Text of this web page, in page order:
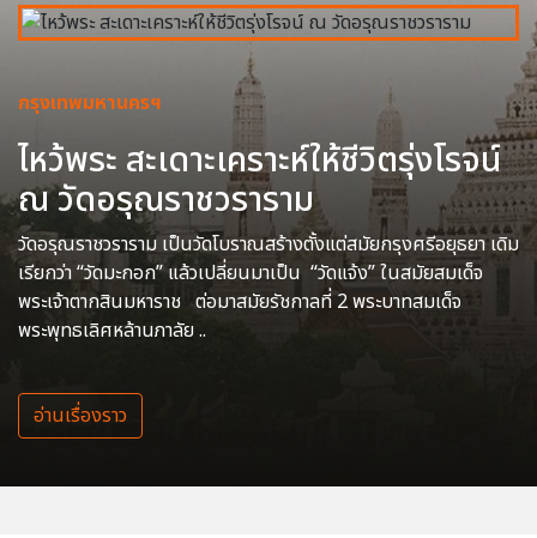
กรุงเทพมหานครฯ
ไหว้พระ สะเดาะเคราะห์ให้ชีวิตรุ่งโรจน์
ณ วัดอรุณราชวราราม
วัดอรุณราชวราราม เป็นวัดโบราณสร้างตั้งแต่สมัยกรุงศรีอยุธยา เดิม
เรียกว่า “วัดมะกอก” แล้วเปลี่ยนมาเป็น “วัดแจ้ง” ในสมัยสมเด็จ
พระเจ้าตากสินมหาราช ต่อมาสมัยรัชกาลที่ 2 พระบาทสมเด็จ
พระพุทธเลิศหล้านภาลัย ..
อ่านเรื่องราว